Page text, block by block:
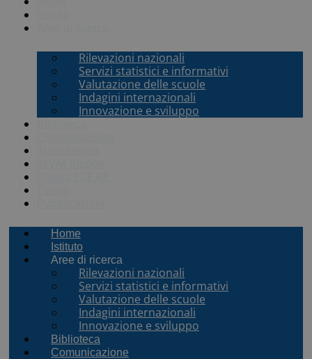
Rilevazioni nazionali
Servizi statistici e informativi
Valutazione delle scuole
Indagini internazionali
Innovazione e sviluppo
Home
Istituto
Aree di ricerca
Rilevazioni nazionali
Servizi statistici e informativi
Valutazione delle scuole
Indagini internazionali
Innovazione e sviluppo
Biblioteca
Comunicazione